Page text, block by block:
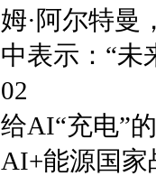
姆·阿尔特曼
中表示：“未
02
给AI“充电”
AI+能源国